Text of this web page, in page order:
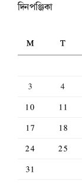
দিনপঞ্জিকা
M
T
3
4
10
11
17
18
24
25
31